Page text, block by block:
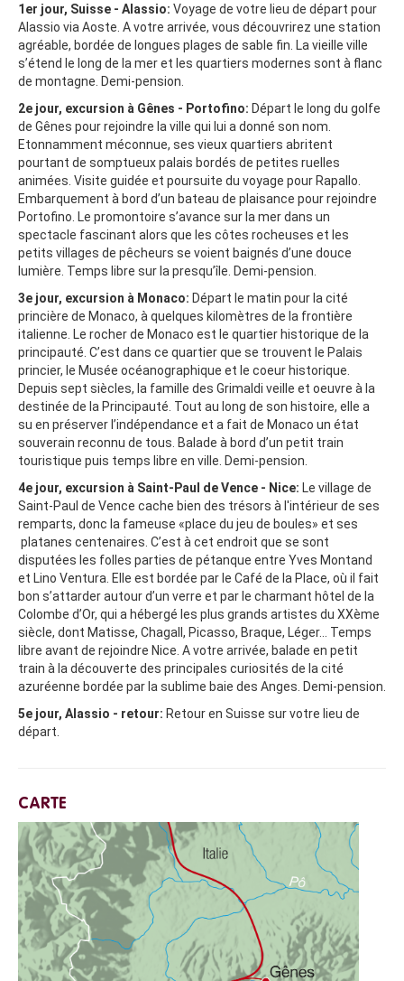
1er jour, Suisse - Alassio: Voyage de votre lieu de départ pour
Alassio via Aoste. A votre arrivée, vous découvrirez une station
agréable, bordée de longues plages de sable fin. La vieille ville
s’étend le long de la mer et les quartiers modernes sont à flanc
de montagne. Demi-pension.
2e jour, excursion à Gênes - Portofino: Départ le long du golfe
de Gênes pour rejoindre la ville qui lui a donné son nom.
Etonnamment méconnue, ses vieux quartiers abritent
pourtant de somptueux palais bordés de petites ruelles
animées. Visite guidée et poursuite du voyage pour Rapallo.
Embarquement à bord d’un bateau de plaisance pour rejoindre
Portofino. Le promontoire s’avance sur la mer dans un
spectacle fascinant alors que les côtes rocheuses et les
petits villages de pêcheurs se voient baignés d’une douce
lumière. Temps libre sur la presqu’île. Demi-pension.
3e jour, excursion à Monaco: Départ le matin pour la cité
princière de Monaco, à quelques kilomètres de la frontière
italienne. Le rocher de Monaco est le quartier historique de la
principauté. C’est dans ce quartier que se trouvent le Palais
princier, le Musée océanographique et le coeur historique.
Depuis sept siècles, la famille des Grimaldi veille et oeuvre à la
destinée de la Principauté. Tout au long de son histoire, elle a
su en préserver l’indépendance et a fait de Monaco un état
souverain reconnu de tous. Balade à bord d’un petit train
touristique puis temps libre en ville. Demi-pension.
4e jour, excursion à Saint-Paul de Vence - Nice: Le village de
Saint-Paul de Vence cache bien des trésors à l'intérieur de ses
remparts, donc la fameuse «place du jeu de boules» et ses
platanes centenaires. C’est à cet endroit que se sont
disputées les folles parties de pétanque entre Yves Montand
et Lino Ventura. Elle est bordée par le Café de la Place, où il fait
bon s’attarder autour d’un verre et par le charmant hôtel de la
Colombe d’Or, qui a hébergé les plus grands artistes du XXème
siècle, dont Matisse, Chagall, Picasso, Braque, Léger… Temps
libre avant de rejoindre Nice. A votre arrivée, balade en petit
train à la découverte des principales curiosités de la cité
azuréenne bordée par la sublime baie des Anges. Demi-pension.
5e jour, Alassio - retour: Retour en Suisse sur votre lieu de
départ.
CARTE